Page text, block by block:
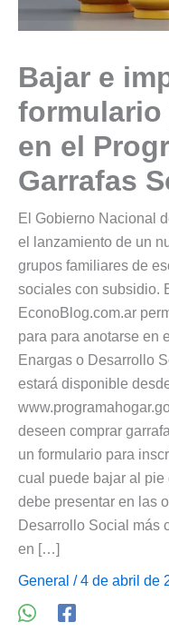
Bajar e
formulario
en el
Garrafas
El Gobierno Nacional
el lanzamiento de un
grupos familiares de
sociales con subsidio.
EconoBlog.com.ar
para para anotarse en
Enargas o Desarrollo
estará disponible
deseen comprar
un formulario para
cual puede bajar al pie
debe presentar en las
Desarrollo Social más
en […]
General / 4 de abril de